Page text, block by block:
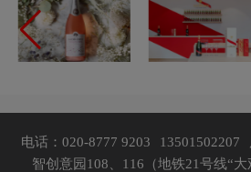
电话：020-8777 9203 13501502207
智创意园108、116（地铁21号线“大